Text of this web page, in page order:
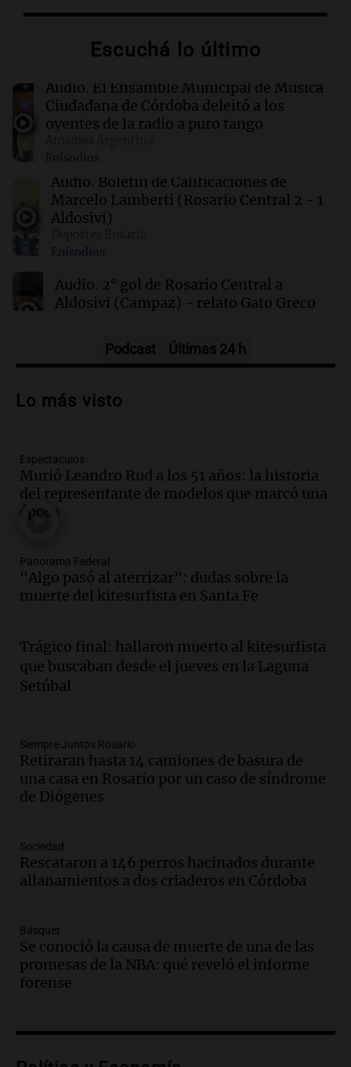
La Cadena del Gol
Estudiantes de Río Cuarto y escala posiciones
en su zona
Clima en CABA: cómo estará el tiempo este
sábado 8 de agosto
00:00 Clima
sábado 8 de agosto
Escuchá lo último
Audio. El Ensamble Municipal de Música
Ciudadana de Córdoba deleitó a los
oyentes de la radio a puro tango
Episodios
Audio. Boletín de Calificaciones de
Marcelo Lamberti (Rosario Central 2 - 1
Aldosivi)
Episodios
Audio. 2° gol de Rosario Central a
Aldosivi (Campaz) - relato Gato Greco
Audio.Nuevo desarrollo urbano y casa
en Villa María
Audio.
la Bulaya abrirá sus puertas mañana con
diversas actividades y sorpresas
Panorama Federal
edificios y proyecta una casa del
estudiante con 48 municipios
involucrados
Episodios
Audio.1° gol de Rosario Central a
Aldosivi (Zalazar en contra) - relato
Gato Greco
Audio.Recomendaciones de vino
bonarda para disfrutar el fin de semana
en Mendoza
Panorama Federal
Audio.
en la Sociedad Rural de Bulaya con
actividades para toda la familia
Audio.
edificios y una casa del estudiante para
jóvenes de la región
Panorama Federal
Audio.Preparativos finales para la gran
Podcast Últimas 24 h
Lo más visto
Espectáculos
Murió Leandro Rud a los 51 años: la historia
del representante de modelos que marcó una
época
Panorama Federal
"Algo pasó al aterrizar": dudas sobre la
muerte del kitesurfista en Santa Fe
Trágico final: hallaron muerto al kitesurfista
que buscaban desde el jueves en la Laguna
Setúbal
Siempre Juntos Rosario
Retiraran hasta 14 camiones de basura de
una casa en Rosario por un caso de síndrome
de Diógenes
Sociedad
Rescataron a 146 perros hacinados durante
allanamientos a dos criaderos en Córdoba
Básquet
Se conoció la causa de muerte de una de las
promesas de la NBA: qué reveló el informe
forense